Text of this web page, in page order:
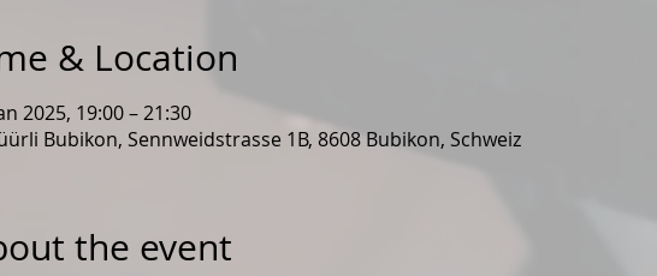
& Location
2025, 19:00 – 21:30
Bubikon, Sennweidstrasse 1B, 8608 Bubikon, Schweiz
the event